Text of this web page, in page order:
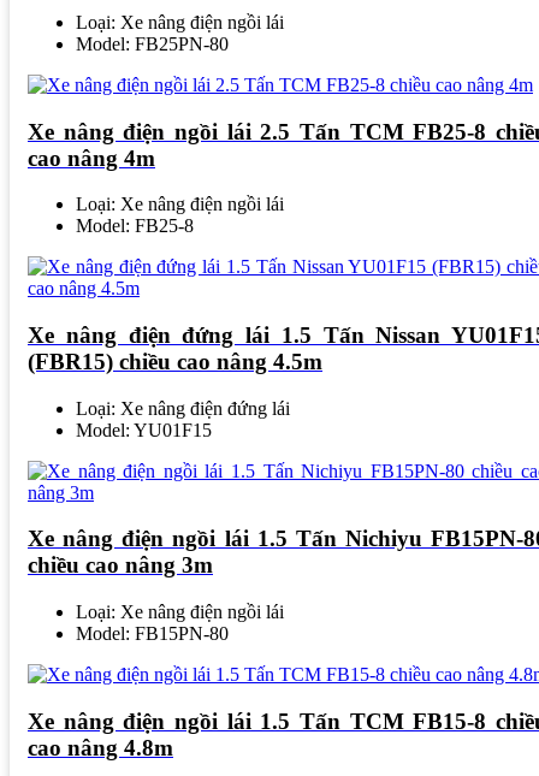
Loại: Xe nâng điện ngồi lái
Model: FB25PN-80
Xe nâng điện ngồi lái 2.5 Tấn TCM FB25-8
cao nâng 4m
Loại: Xe nâng điện ngồi lái
Model: FB25-8
Xe nâng điện đứng lái 1.5 Tấn Nissan
(FBR15) chiều cao nâng 4.5m
Loại: Xe nâng điện đứng lái
Model: YU01F15
Xe nâng điện ngồi lái 1.5 Tấn Nichiyu FB15PN-
chiều cao nâng 3m
Loại: Xe nâng điện ngồi lái
Model: FB15PN-80
Xe nâng điện ngồi lái 1.5 Tấn TCM FB15-8
cao nâng 4.8m